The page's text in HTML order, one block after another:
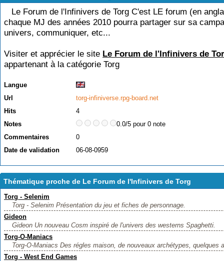
Le Forum de l'Infinivers de Torg C'est LE forum (en
chaque MJ des années 2010 pourra partager sur sa
univers, communiquer, etc...
Visiter et apprécier le site Le Forum de l'Infinivers de
appartenant à la catégorie Torg
Langue
Url
torg-infiniverse.rpg-board.net
Hits
4
Notes
0.0/5 pour 0 note
Commentaires
0
Date de validation
06-08-0959
Thématique proche de Le Forum de l'Infinivers de Torg
Torg - Selenim
Torg - Selenim Présentation du jeu et fiches de personnage.
Gideon
Gideon Un nouveau Cosm inspiré de l'univers des westerns Spaghetti.
Torg-O-Maniacs
Torg-O-Maniacs Des régles maison, de nouveaux archétypes, quelques
Torg - West End Games